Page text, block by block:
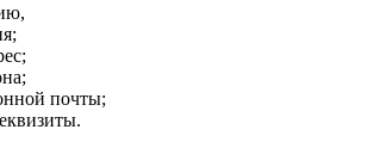
почты;